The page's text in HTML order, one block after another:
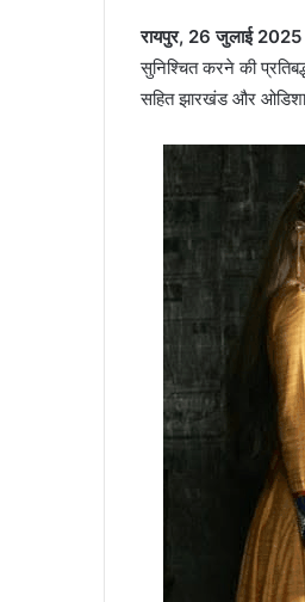
रायपुर, 26 जुलाई
सुनिश्चित करने की
सहित झारखंड और ओडिशा